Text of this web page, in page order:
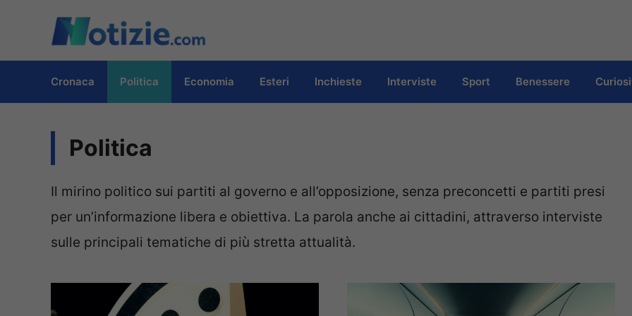
contenuto
Cronaca Politica Economia Esteri Inchieste Interviste Sport Benessere
Politica
Il mirino politico sui partiti al governo e all’opposizione, senza preconcetti e partiti presi
per un’informazione libera e obiettiva. La parola anche ai cittadini, attraverso interviste
sulle principali tematiche di più stretta attualità.